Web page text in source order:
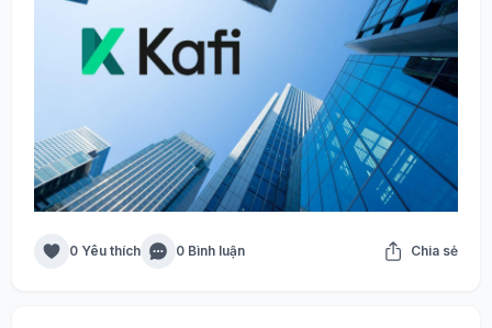
0 Yêu thích 0 Bình luận Chia sẻ